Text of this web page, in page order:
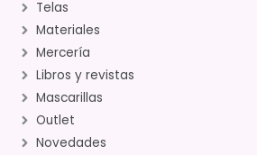
Telas
Materiales
Mercería
Libros y revistas
Mascarillas
Outlet
Novedades